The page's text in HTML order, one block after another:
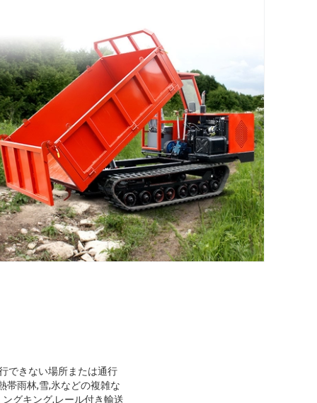
できない場所または通行
帯雨林,雪,氷などの複雑な
グキング,レール付き輸送